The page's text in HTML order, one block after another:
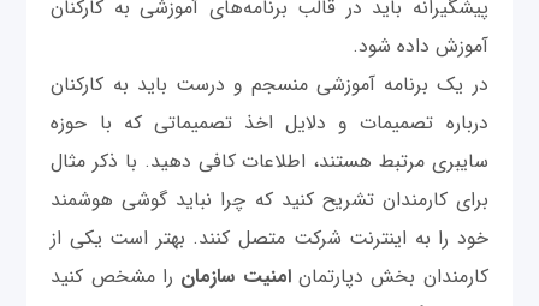
پیشگیرانه باید در قالب برنامه‌های آموزشی به کارکنان
آموزش داده شود.
در یک برنامه آموزشی منسجم و درست باید به کارکنان
درباره تصمیمات و دلایل اخذ تصمیماتی که با حوزه
سایبری مرتبط هستند، اطلاعات کافی دهید. با ذکر مثال
برای کارمندان تشریح کنید که چرا نباید گوشی هوشمند
خود را به اینترنت شرکت متصل کنند. بهتر است یکی از
کارمندان بخش دپارتمانامنیت سازمان را مشخص کنید